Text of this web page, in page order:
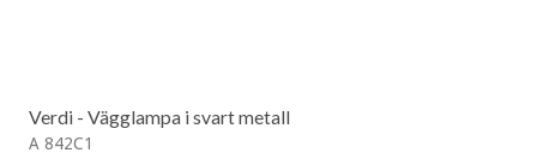
Verdi - Vägglampa i svart metall
A 842C1